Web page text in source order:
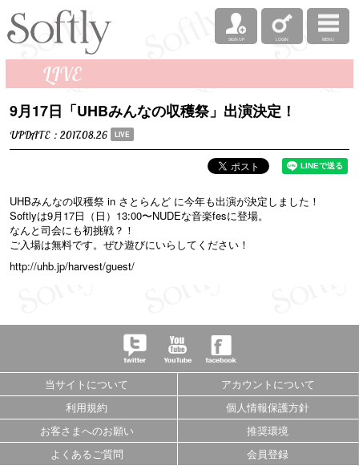
SIGN UP LOGIN MENU
LIVE
9月17日「UHBみんなの収穫祭」出演決定！
UPDATE：2017.08.26 LIVE
UHBみんなの収穫祭 in さとらんど に今年も出演が決定しました！
Softlyは9月17日（日）13:00〜NUDEな音楽fesに登場。
なんと司会にも初挑戦？！
ご入場は無料です。ぜひ遊びにいらしてください！
http://uhb.jp/harvest/guest/
当サイトについて
アカウントについて
利用規約
個人情報保護方針
お客さまへのお願い
推奨環境
よくあるご質問
会員登録